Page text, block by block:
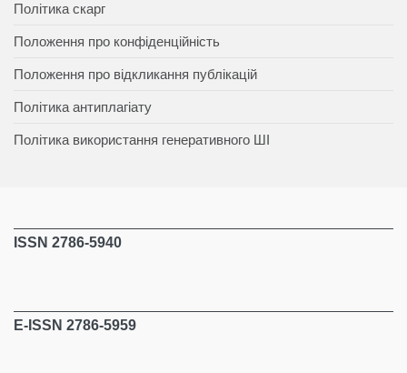
Політика скарг
Положення про конфіденційність
Положення про відкликання публікацій
Політика антиплагіату
Політика використання генеративного ШІ
ISSN 2786-5940
E-ISSN 2786-5959